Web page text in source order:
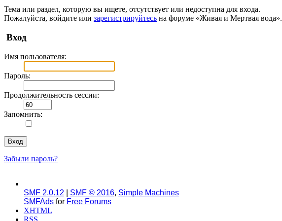
Тема или раздел, которую вы ищете, отсутствует или недоступна для входа.
Пожалуйста, войдите или зарегистрируйтесь на форуме «Живая и Мертвая вода».
Вход
Имя пользователя:
Пароль:
Продолжительность сессии:
Запомнить:
Забыли пароль?
SMF 2.0.12 SMF © 2016, Simple Machines
SMFAds for Free Forums
XHTML
RSS